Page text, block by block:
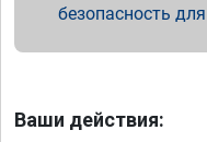
безопасность
Ваши действия: